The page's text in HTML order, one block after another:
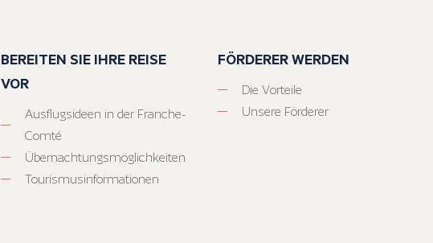
BEREITEN SIE IHRE REISE
VOR
Ausflugsideen in der Franche-
Comté
Übernachtungsmöglichkeiten
Tourismusinformationen
FÖRDERER WERDEN
Die Vorteile
Unsere Förderer